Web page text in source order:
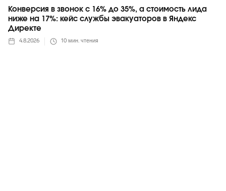
Конверсия в звонок с 16% до 35%, а стоимость лида
ниже на 17%: кейс службы эвакуаторов в Яндекс
Директе
4.8.2026 10 мин. чтения